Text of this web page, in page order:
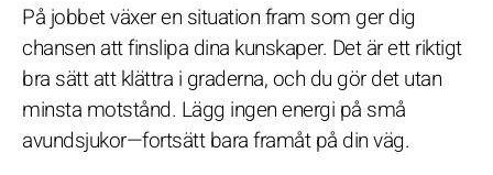
På jobbet växer en situation fram som ger dig
chansen att finslipa dina kunskaper. Det är ett riktigt
bra sätt att klättra i graderna, och du gör det utan
minsta motstånd. Lägg ingen energi på små
avundsjukor—fortsätt bara framåt på din väg.